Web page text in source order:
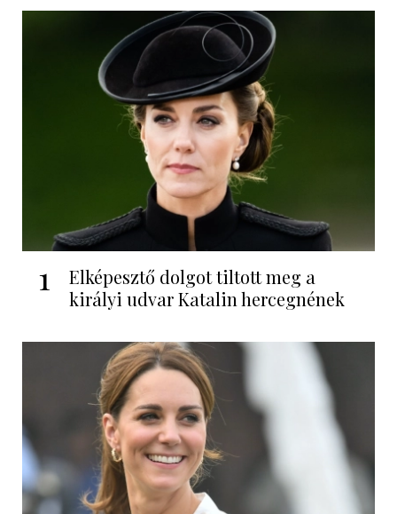
1
Elképesztő dolgot tiltott meg a
királyi udvar Katalin hercegnének